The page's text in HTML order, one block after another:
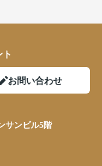
お問い合わせ
サンビル5階